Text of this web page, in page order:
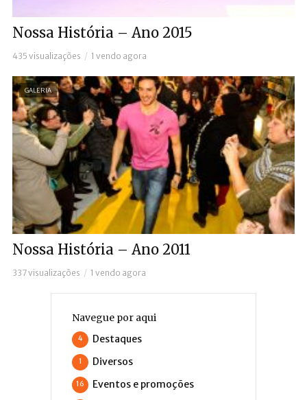
Nossa História – Ano 2015
435 visualizações 1 vendo agora
GALERIA
Nossa História – Ano 2011
337 visualizações 1 vendo agora
Navegue por aqui
Destaques
4
Diversos
1
Eventos e promoções
16